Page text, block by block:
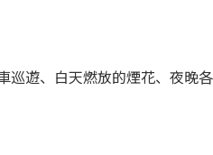
遊、白天燃放的煙花、夜晚